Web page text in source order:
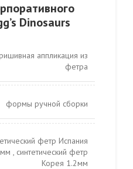
Dinosaurs
аппликация из
фетра
формы ручной сборки
фетр Испания
, синтетический фетр
Корея 1.2мм